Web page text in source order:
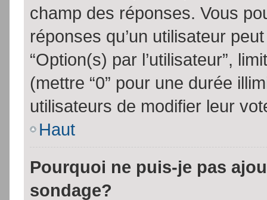
champ des réponses. Vous
réponses qu’un utilisateur
“Option(s) par l’utilisateur”,
(mettre “0” pour une durée
utilisateurs de modifier leur
Haut
Pourquoi ne puis-je pas
sondage?